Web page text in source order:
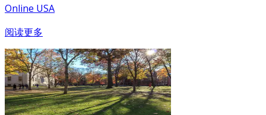
Online USA
阅读更多